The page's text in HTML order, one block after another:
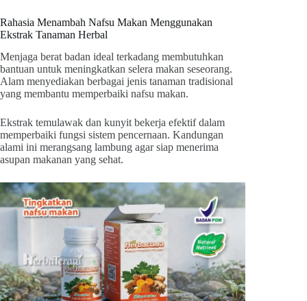
Rahasia Menambah Nafsu Makan Menggunakan
Ekstrak Tanaman Herbal
Menjaga berat badan ideal terkadang membutuhkan
bantuan untuk meningkatkan selera makan seseorang.
Alam menyediakan berbagai jenis tanaman tradisional
yang membantu memperbaiki nafsu makan.
Ekstrak temulawak dan kunyit bekerja efektif dalam
memperbaiki fungsi sistem pencernaan. Kandungan
alami ini merangsang lambung agar siap menerima
asupan makanan yang sehat.